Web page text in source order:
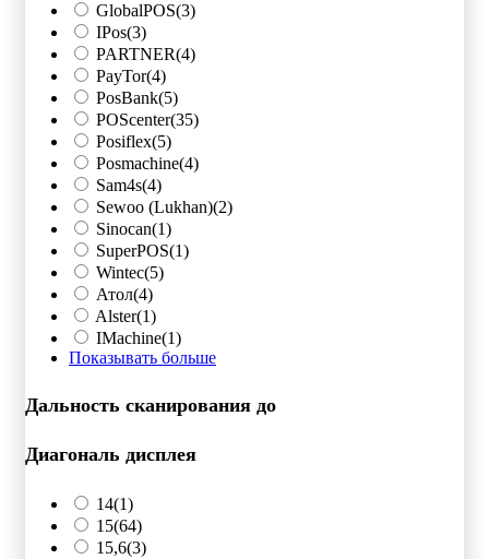
GlobalPOS(3)
IPos(3)
PARTNER(4)
PayTor(4)
PosBank(5)
POScenter(35)
Posiflex(5)
Posmachine(4)
Sam4s(4)
Sewoo (Lukhan)(2)
Sinocan(1)
SuperPOS(1)
Wintec(5)
Атол(4)
Alster(1)
IMachine(1)
Показывать больше
Дальность сканирования до
Диагональ дисплея
14(1)
15(64)
15,6(3)